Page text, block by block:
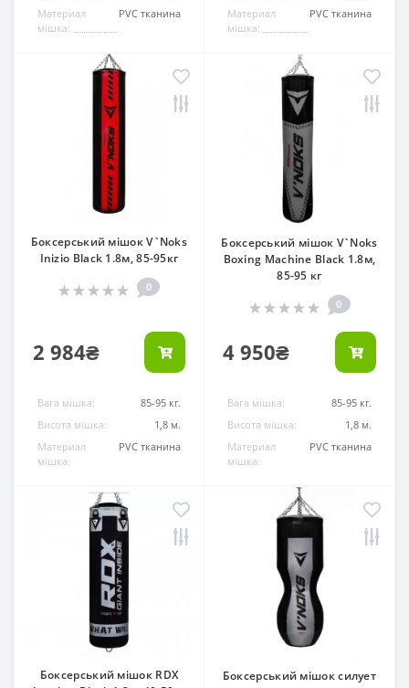
Материал
мішка:
PVC тканина
Материал
мішка:
PVC тканина
Боксерський мішок V`Noks
Inizio Black 1.8м, 85-95кг
0
2 984₴
Вага мішка:
85-95 кг.
Висота мішка:
1,8 м.
Материал
мішка:
PVC тканина
Боксерський мішок V`Noks
Boxing Machine Black 1.8м,
85-95 кг
0
4 950₴
Вага мішка:
85-95 кг.
Висота мішка:
1,8 м.
Материал
мішка:
PVC тканина
Боксерський мішок RDX
Боксерський мішок силует